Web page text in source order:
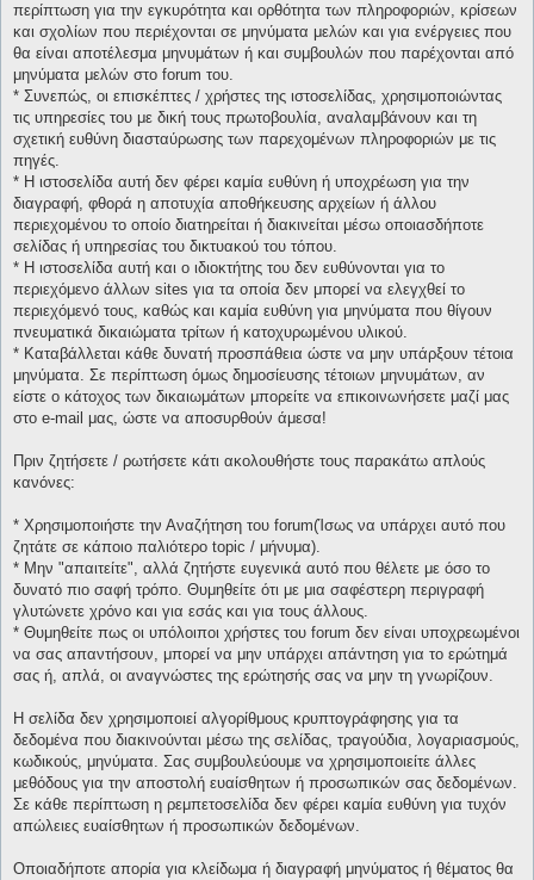
περίπτωση για την εγκυρότητα και ορθότητα των πληροφοριών, κρίσεων
και σχολίων που περιέχονται σε μηνύματα μελών και για ενέργειες που
θα είναι αποτέλεσμα μηνυμάτων ή και συμβουλών που παρέχονται από
μηνύματα μελών στο forum του.
* Συνεπώς, οι επισκέπτες / χρήστες της ιστοσελίδας, χρησιμοποιώντας
τις υπηρεσίες του με δική τους πρωτοβουλία, αναλαμβάνουν και τη
σχετική ευθύνη διασταύρωσης των παρεχομένων πληροφοριών με τις
πηγές.
* H ιστοσελίδα αυτή δεν φέρει καμία ευθύνη ή υποχρέωση για την
διαγραφή, φθορά η αποτυχία αποθήκευσης αρχείων ή άλλου
περιεχομένου το οποίο διατηρείται ή διακινείται μέσω οποιασδήποτε
σελίδας ή υπηρεσίας του δικτυακού του τόπου.
* H ιστοσελίδα αυτή και ο ιδιοκτήτης του δεν ευθύνονται για το
περιεχόμενο άλλων sites για τα οποία δεν μπορεί να ελεγχθεί το
περιεχόμενό τους, καθώς και καμία ευθύνη για μηνύματα που θίγουν
πνευματικά δικαιώματα τρίτων ή κατοχυρωμένου υλικού.
* Καταβάλλεται κάθε δυνατή προσπάθεια ώστε να μην υπάρξουν τέτοια
μηνύματα. Σε περίπτωση όμως δημοσίευσης τέτοιων μηνυμάτων, αν
είστε ο κάτοχος των δικαιωμάτων μπορείτε να επικοινωνήσετε μαζί μας
στο e-mail μας, ώστε να αποσυρθούν άμεσα!
Πριν ζητήσετε / ρωτήσετε κάτι ακολουθήστε τους παρακάτω απλούς
κανόνες:
* Χρησιμοποιήστε την Αναζήτηση του forum(Ίσως να υπάρχει αυτό που
ζητάτε σε κάποιο παλιότερο topic / μήνυμα).
* Μην "απαιτείτε", αλλά ζητήστε ευγενικά αυτό που θέλετε με όσο το
δυνατό πιο σαφή τρόπο. Θυμηθείτε ότι με μια σαφέστερη περιγραφή
γλυτώνετε χρόνο και για εσάς και για τους άλλους.
* Θυμηθείτε πως οι υπόλοιποι χρήστες του forum δεν είναι υποχρεωμένοι
να σας απαντήσουν, μπορεί να μην υπάρχει απάντηση για το ερώτημά
σας ή, απλά, οι αναγνώστες της ερώτησής σας να μην τη γνωρίζουν.
Η σελίδα δεν χρησιμοποιεί αλγορίθμους κρυπτογράφησης για τα
δεδομένα που διακινούνται μέσω της σελίδας, τραγούδια, λογαριασμούς,
κωδικούς, μηνύματα. Σας συμβουλεύουμε να χρησιμοποιείτε άλλες
μεθόδους για την αποστολή ευαίσθητων ή προσωπικών σας δεδομένων.
Σε κάθε περίπτωση η ρεμπετοσελίδα δεν φέρει καμία ευθύνη για τυχόν
απώλειες ευαίσθητων ή προσωπικών δεδομένων.
Οποιαδήποτε απορία για κλείδωμα ή διαγραφή μηνύματος ή θέματος θα